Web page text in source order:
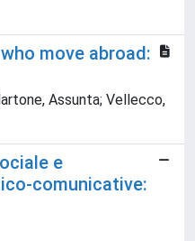
move abroad:
Assunta; Vellecco,
e
comunicative: